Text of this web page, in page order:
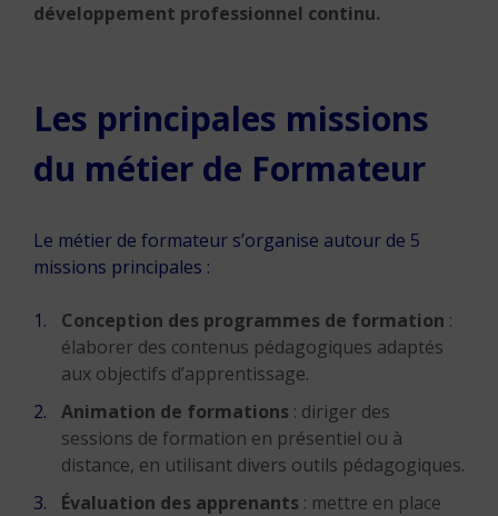
développement professionnel continu.
Les principales missions
du métier de Formateur
Le métier de formateur s’organise autour de 5
missions principales :
Conception des programmes de formation :
élaborer des contenus pédagogiques adaptés
aux objectifs d’apprentissage.
Animation de formations : diriger des
sessions de formation en présentiel ou à
distance, en utilisant divers outils pédagogiques.
Évaluation des apprenants : mettre en place